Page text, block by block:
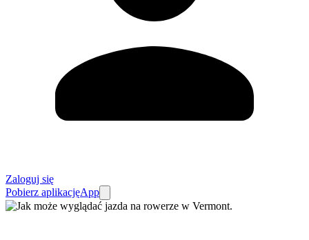
Zaloguj się
Pobierz aplikacjęApp